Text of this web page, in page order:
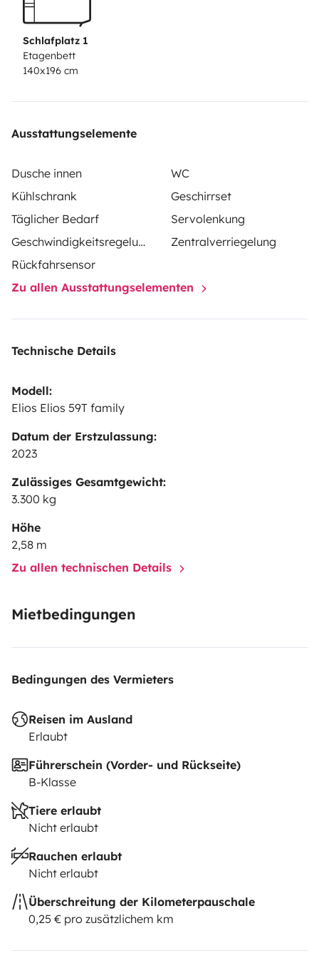
prendre vos oreillers, draps et couettes pour profiter
de la van life.
parking gardé, sécurisé et fermé…….sans surplus 😊
Schlafplatz 1
Etagenbett
140x196 cm
Ausstattungselemente
Dusche innen
WC
Kühlschrank
Geschirrset
Täglicher Bedarf
Servolenkung
Geschwindigkeitsregelung
Zentralverriegelung
Rückfahrsensor
Zu allen Ausstattungselementen
Technische Details
Modell:
Elios Elios 59T family
Datum der Erstzulassung:
2023
Zulässiges Gesamtgewicht:
3.300 kg
Höhe
2,58 m
Zu allen technischen Details
Mietbedingungen
Bedingungen des Vermieters
Reisen im Ausland
Erlaubt
Führerschein (Vorder- und Rückseite)
B-Klasse
Tiere erlaubt
Nicht erlaubt
Rauchen erlaubt
Nicht erlaubt
Überschreitung der Kilometerpauschale
0,25 € pro zusätzlichem km